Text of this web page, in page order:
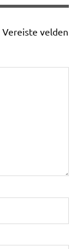
Vereiste velden